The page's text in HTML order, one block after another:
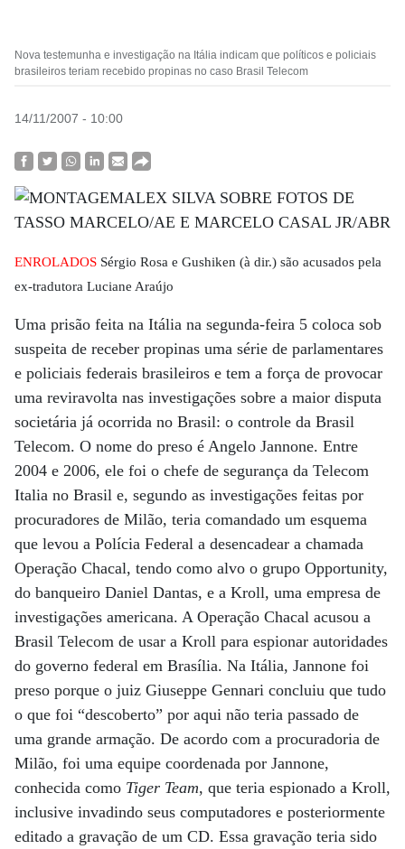
Nova testemunha e investigação na Itália indicam que políticos e policiais
brasileiros teriam recebido propinas no caso Brasil Telecom
14/11/2007 - 10:00
ENROLADOS Sérgio Rosa e Gushiken (à dir.) são acusados pela
ex-tradutora Luciane Araújo
Uma prisão feita na Itália na segunda-feira 5 coloca sob
suspeita de receber propinas uma série de parlamentares
e policiais federais brasileiros e tem a força de provocar
uma reviravolta nas investigações sobre a maior disputa
societária já ocorrida no Brasil: o controle da Brasil
Telecom. O nome do preso é Angelo Jannone. Entre
2004 e 2006, ele foi o chefe de segurança da Telecom
Italia no Brasil e, segundo as investigações feitas por
procuradores de Milão, teria comandado um esquema
que levou a Polícia Federal a desencadear a chamada
Operação Chacal, tendo como alvo o grupo Opportunity,
do banqueiro Daniel Dantas, e a Kroll, uma empresa de
investigações americana. A Operação Chacal acusou a
Brasil Telecom de usar a Kroll para espionar autoridades
do governo federal em Brasília. Na Itália, Jannone foi
preso porque o juiz Giuseppe Gennari concluiu que tudo
o que foi “descoberto” por aqui não teria passado de
uma grande armação. De acordo com a procuradoria de
Milão, foi uma equipe coordenada por Jannone,
conhecida como Tiger Team, que teria espionado a Kroll,
inclusive invadindo seus computadores e posteriormente
editado a gravação de um CD. Essa gravação teria sido